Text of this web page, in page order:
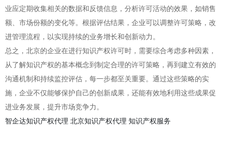
业应定期收集相关的数据和反馈信息，分析许可活动的效果，如销售
额、市场份额的变化等。根据评估结果，企业可以调整许可策略，改
进管理流程，以实现持续的业务增长和创新动力。
总之，北京的企业在进行知识产权许可时，需要综合考虑多种因素，
从了解知识产权的基本概念到制定合理的许可策略，再到建立有效的
沟通机制和持续监控评估，每一步都至关重要。通过这些策略的实
施，企业不仅能够保护自己的创新成果，还能有效地利用这些成果促
进业务发展，提升市场竞争力。
智企达知识产权代理 北京知识产权代理 知识产权服务